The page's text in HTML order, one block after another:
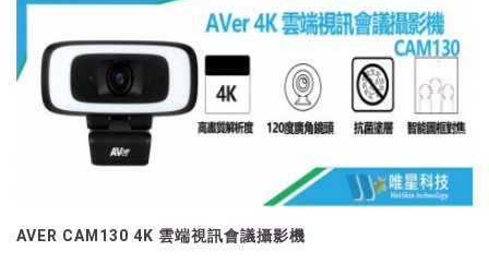
AVER CAM130 4K 雲端視訊會議攝影機